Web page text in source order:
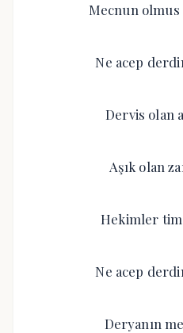
Mecnun
Ne acep
Dervis olan
Aşık olan
Hekimler
Ne acep
Deryanın